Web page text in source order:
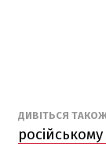
ДИВІТЬСЯ